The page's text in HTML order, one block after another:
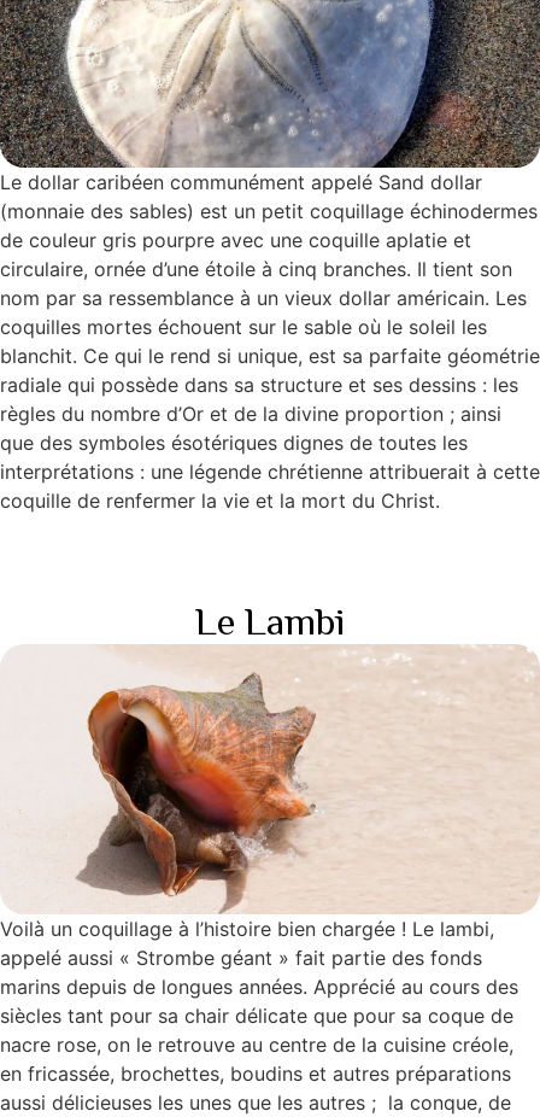
Le dollar caribéen communément appelé Sand dollar
(monnaie des sables) est un petit coquillage échinodermes
de couleur gris pourpre avec une coquille aplatie et
circulaire, ornée d’une étoile à cinq branches. Il tient son
nom par sa ressemblance à un vieux dollar américain. Les
coquilles mortes échouent sur le sable où le soleil les
blanchit. Ce qui le rend si unique, est sa parfaite géométrie
radiale qui possède dans sa structure et ses dessins : les
règles du nombre d’Or et de la divine proportion ; ainsi
que des symboles ésotériques dignes de toutes les
interprétations : une légende chrétienne attribuerait à cette
coquille de renfermer la vie et la mort du Christ.
Le Lambi
Voilà un coquillage à l’histoire bien chargée ! Le lambi,
appelé aussi « Strombe géant » fait partie des fonds
marins depuis de longues années. Apprécié au cours des
siècles tant pour sa chair délicate que pour sa coque de
nacre rose, on le retrouve au centre de la cuisine créole,
en fricassée, brochettes, boudins et autres préparations
aussi délicieuses les unes que les autres ; la conque, de